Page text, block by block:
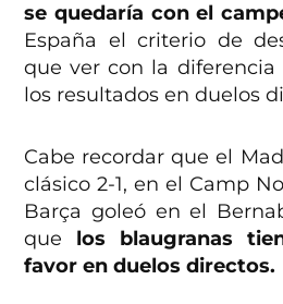
se quedaría con el
España el criterio de
que ver con la diferencia
los resultados en duelos
Cabe recordar que el
clásico 2-1, en el Camp
Barça goleó en el
que los blaugranas
favor en duelos directos.